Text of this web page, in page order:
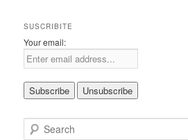
SUSCRIBITE
Your email:
e